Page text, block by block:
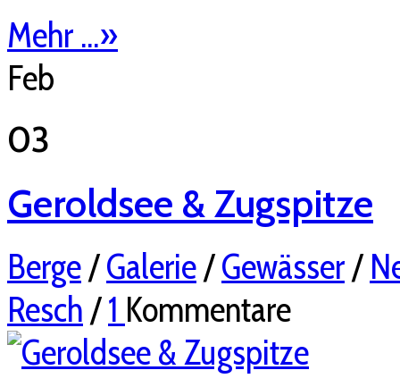
Mehr ...»
Feb
03
Geroldsee & Zugspitze
Berge/Galerie/Gewässer/
Resch/1 Kommentare